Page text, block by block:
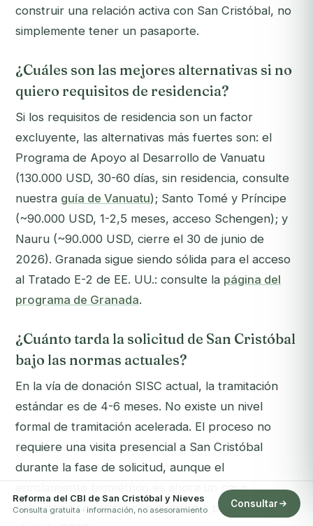
construir una relación activa con San Cristóbal, no
simplemente tener un pasaporte.
¿Cuáles son las mejores alternativas si no
quiero requisitos de residencia?
Si los requisitos de residencia son un factor
excluyente, las alternativas más fuertes son: el
Programa de Apoyo al Desarrollo de Vanuatu
(130.000 USD, 30-60 días, sin residencia, consulte
nuestra guía de Vanuatu); Santo Tomé y Príncipe
(~90.000 USD, 1-2,5 meses, acceso Schengen); y
Nauru (~90.000 USD, cierre el 30 de junio de
2026). Granada sigue siendo sólida para el acceso
al Tratado E-2 de EE. UU.: consulte la página del
programa de Granada.
¿Cuánto tarda la solicitud de San Cristóbal
bajo las normas actuales?
En la vía de donación SISC actual, la tramitación
estándar es de 4-6 meses. No existe un nivel
formal de tramitación acelerada. El proceso no
requiere una visita presencial a San Cristóbal
durante la fase de solicitud, aunque el
enrolamiento biométrico es ahora un paso
obligatorio separado con su propio plazo del 14 de
Reforma del CBI de San Cristóbal y Nieves
Consulta gratuita · información, no asesoramiento
Consultar